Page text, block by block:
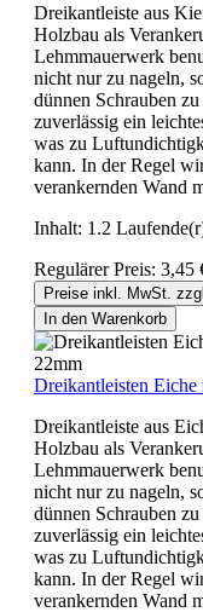
Dreikantleiste aus
Holzbau als
Lehmmauerwerk
nicht nur zu nageln,
dünnen Schrauben
zuverlässig ein
was zu
kann. In der Regel
verankernden Wand
Inhalt: 1.2
Regulärer Preis: 3,45
Preise inkl. MwSt.
In den Warenkorb
Dreikantleisten
Dreikantleiste aus
Holzbau als
Lehmmauerwerk
nicht nur zu nageln,
dünnen Schrauben
zuverlässig ein
was zu
kann. In der Regel
verankernden Wand